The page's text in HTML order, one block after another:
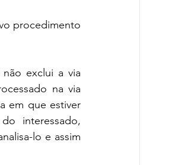
procedimento
exclui a via
na via
em que estiver
interessado,
lo e assim